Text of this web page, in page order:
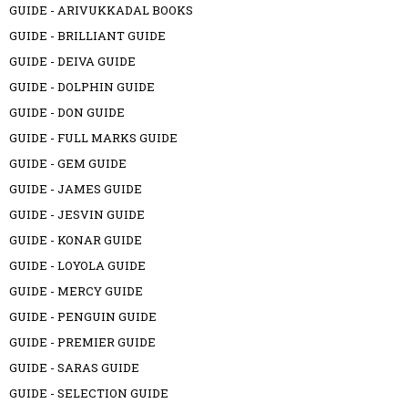
GUIDE - ARIVUKKADAL BOOKS
GUIDE - BRILLIANT GUIDE
GUIDE - DEIVA GUIDE
GUIDE - DOLPHIN GUIDE
GUIDE - DON GUIDE
GUIDE - FULL MARKS GUIDE
GUIDE - GEM GUIDE
GUIDE - JAMES GUIDE
GUIDE - JESVIN GUIDE
GUIDE - KONAR GUIDE
GUIDE - LOYOLA GUIDE
GUIDE - MERCY GUIDE
GUIDE - PENGUIN GUIDE
GUIDE - PREMIER GUIDE
GUIDE - SARAS GUIDE
GUIDE - SELECTION GUIDE